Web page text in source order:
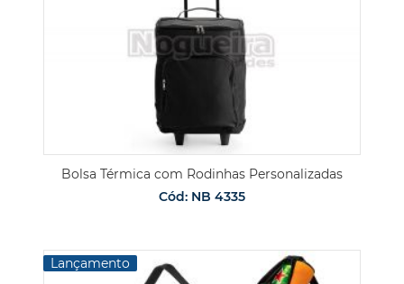
Bolsa Térmica com Rodinhas Personalizadas
Cód: NB 4335
Lançamento